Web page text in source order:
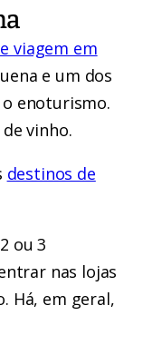
viagem em
e um dos
enoturismo.
vinho.
destinos de
ou 3
nas lojas
Há, em geral,